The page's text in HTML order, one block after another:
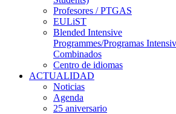
Profesores / PTGAS
EULiST
Blended Intensive
Programmes/Programas
Combinados
Centro de idiomas
ACTUALIDAD
Noticias
Agenda
25 aniversario